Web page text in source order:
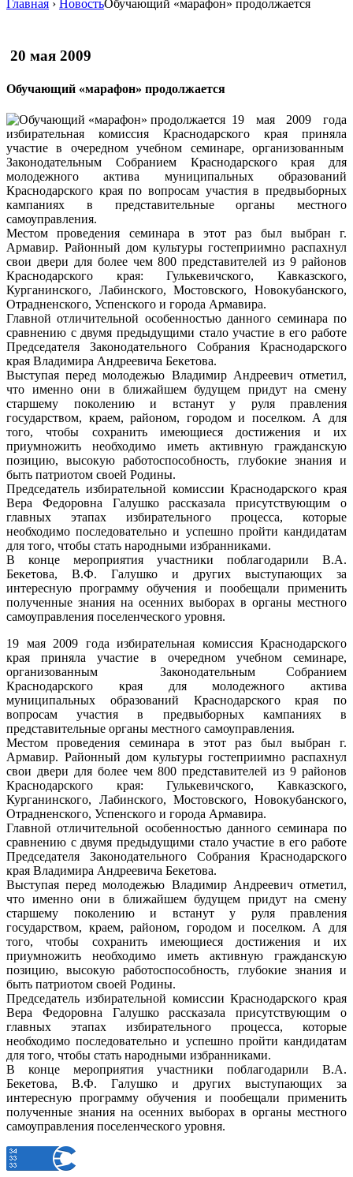
Главная › НовостьОбучающий «марафон» продолжается
20 мая 2009
Обучающий «марафон» продолжается
19 мая 2009 года
избирательная комиссия Краснодарского края приняла
участие в очередном учебном семинаре, организованным
Законодательным Собранием Краснодарского края для
молодежного актива муниципальных образований
Краснодарского края по вопросам участия в предвыборных
кампаниях в представительные органы местного
самоуправления.
Местом проведения семинара в этот раз был выбран г.
Армавир. Районный дом культуры гостеприимно распахнул
свои двери для более чем 800 представителей из 9 районов
Краснодарского края: Гулькевичского, Кавказского,
Курганинского, Лабинского, Мостовского, Новокубанского,
Отрадненского, Успенского и города Армавира.
Главной отличительной особенностью данного семинара по
сравнению с двумя предыдущими стало участие в его работе
Председателя Законодательного Собрания Краснодарского
края Владимира Андреевича Бекетова.
Выступая перед молодежью Владимир Андреевич отметил,
что именно они в ближайшем будущем придут на смену
старшему поколению и встанут у руля правления
государством, краем, районом, городом и поселком. А для
того, чтобы сохранить имеющиеся достижения и их
приумножить необходимо иметь активную гражданскую
позицию, высокую работоспособность, глубокие знания и
быть патриотом своей Родины.
Председатель избирательной комиссии Краснодарского края
Вера Федоровна Галушко рассказала присутствующим о
главных этапах избирательного процесса, которые
необходимо последовательно и успешно пройти кандидатам
для того, чтобы стать народными избранниками.
В конце мероприятия участники поблагодарили В.А.
Бекетова, В.Ф. Галушко и других выступающих за
интересную программу обучения и пообещали применить
полученные знания на осенних выборах в органы местного
самоуправления поселенческого уровня.
19 мая 2009 года избирательная комиссия Краснодарского
края приняла участие в очередном учебном семинаре,
организованным Законодательным Собранием
Краснодарского края для молодежного актива
муниципальных образований Краснодарского края по
вопросам участия в предвыборных кампаниях в
представительные органы местного самоуправления.
Местом проведения семинара в этот раз был выбран г.
Армавир. Районный дом культуры гостеприимно распахнул
свои двери для более чем 800 представителей из 9 районов
Краснодарского края: Гулькевичского, Кавказского,
Курганинского, Лабинского, Мостовского, Новокубанского,
Отрадненского, Успенского и города Армавира.
Главной отличительной особенностью данного семинара по
сравнению с двумя предыдущими стало участие в его работе
Председателя Законодательного Собрания Краснодарского
края Владимира Андреевича Бекетова.
Выступая перед молодежью Владимир Андреевич отметил,
что именно они в ближайшем будущем придут на смену
старшему поколению и встанут у руля правления
государством, краем, районом, городом и поселком. А для
того, чтобы сохранить имеющиеся достижения и их
приумножить необходимо иметь активную гражданскую
позицию, высокую работоспособность, глубокие знания и
быть патриотом своей Родины.
Председатель избирательной комиссии Краснодарского края
Вера Федоровна Галушко рассказала присутствующим о
главных этапах избирательного процесса, которые
необходимо последовательно и успешно пройти кандидатам
для того, чтобы стать народными избранниками.
В конце мероприятия участники поблагодарили В.А.
Бекетова, В.Ф. Галушко и других выступающих за
интересную программу обучения и пообещали применить
полученные знания на осенних выборах в органы местного
самоуправления поселенческого уровня.